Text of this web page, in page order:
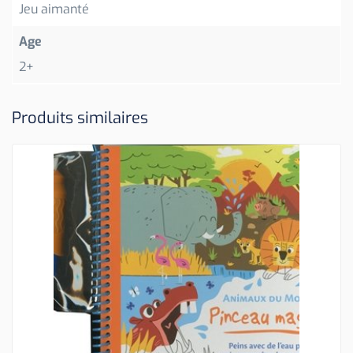
Jeu aimanté
Age
2+
Produits similaires